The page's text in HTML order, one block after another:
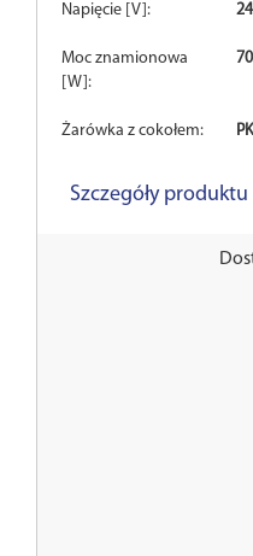
Napięcie [V]: 24
Moc znamionowa
[W]:
70
Żarówka z cokołem:
Szczegóły produktu